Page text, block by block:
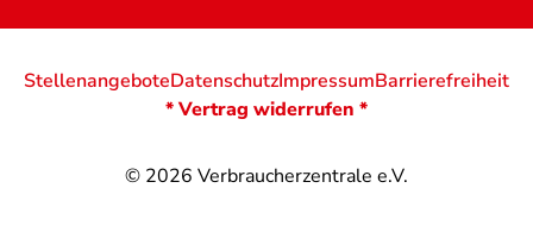
© 2026 Verbraucherzentrale e.V.
StellenangeboteDatenschutzImpressumBarrierefreiheit
* Vertrag widerrufen *